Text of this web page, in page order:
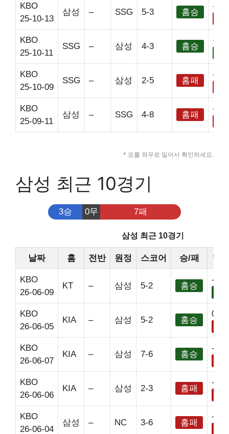
KBO
25-10-13
삼성 – SSG 5-3 홈승
-2.5
KBO
25-10-11
SSG – 삼성 4-3 홈승
+2.5
KBO
25-10-09
SSG – 삼성 2-5 홈패
-2.5
KBO
25-09-11
삼성 – SSG 4-8 홈패
-2.5
* 표를 좌우로 밀어서 확인하세요.
삼성 최근 10경기
3승 0무 7패
삼성 최근 10경기
날짜 홈 전반 원정 스코어 승/패 핸
KBO
26-06-09
KT – 삼성 5-2 홈승
-2.5
KBO
26-06-05
KIA – 삼성 5-2 홈승
0
KBO
26-06-07
KIA – 삼성 7-6 홈승
-2.5
KBO
26-06-06
KIA – 삼성 2-3 홈패
-2.5
KBO
26-06-04
삼성 – NC 3-6 홈패
-2.5